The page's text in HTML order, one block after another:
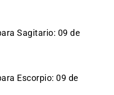
Sagitario: 09 de
Escorpio: 09 de